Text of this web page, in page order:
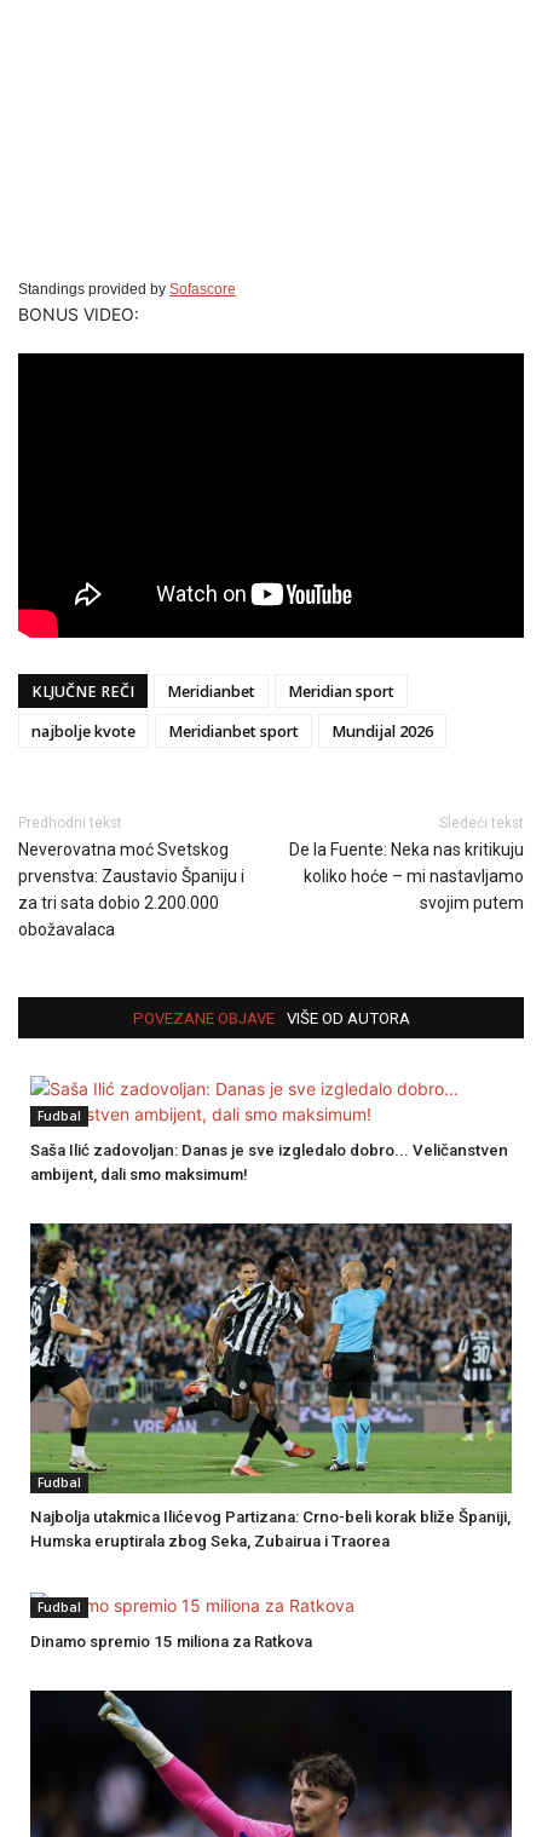
Standings provided by Sofascore
BONUS VIDEO:
KLJUČNE REČI Meridianbet
Meridian sport
najbolje kvote
Meridianbet sport Mundijal 2026
Predhodni tekst
Neverovatna moć Svetskog
prvenstva: Zaustavio Španiju i
za tri sata dobio 2.200.000
obožavalaca
Sledeći tekst
De la Fuente: Neka nas kritikuju
koliko hoće – mi nastavljamo
svojim putem
POVEZANE OBJAVE VIŠE OD AUTORA
Fudbal
Saša Ilić zadovoljan: Danas je sve izgledalo dobro... Veličanstven
ambijent, dali smo maksimum!
Fudbal
Najbolja utakmica Ilićevog Partizana: Crno-beli korak bliže Španiji,
Humska eruptirala zbog Seka, Zubairua i Traorea
Fudbal
Dinamo spremio 15 miliona za Ratkova